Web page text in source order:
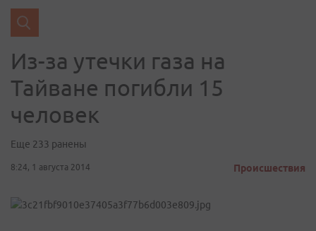
Из-за утечки газа на
Тайване погибли 15
человек
Еще 233 ранены
8:24, 1 августа 2014 Происшествия